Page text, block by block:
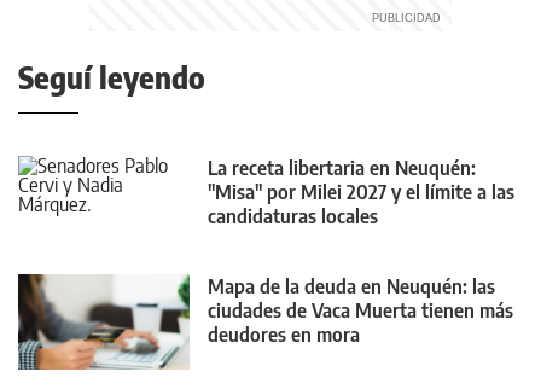
Seguí leyendo
La receta libertaria en Neuquén:
"Misa" por Milei 2027 y el límite a las
candidaturas locales
Mapa de la deuda en Neuquén: las
ciudades de Vaca Muerta tienen más
deudores en mora